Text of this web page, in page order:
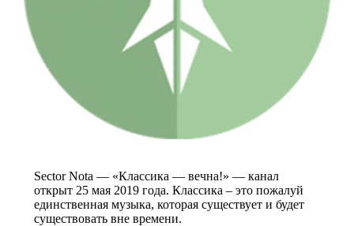
Sector Nota — «Классика — вечна!» — канал
открыт 25 мая 2019 года. Классика – это пожалуй
единственная музыка, которая существует и будет
существовать вне времени.